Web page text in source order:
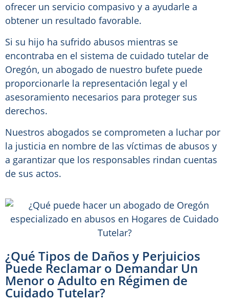
ofrecer un servicio compasivo y a ayudarle a
obtener un resultado favorable.
Si su hijo ha sufrido abusos mientras se
encontraba en el sistema de cuidado tutelar de
Oregón, un abogado de nuestro bufete puede
proporcionarle la representación legal y el
asesoramiento necesarios para proteger sus
derechos.
Nuestros abogados se comprometen a luchar por
la justicia en nombre de las víctimas de abusos y
a garantizar que los responsables rindan cuentas
de sus actos.
¿Qué Tipos de Daños y Perjuicios
Puede Reclamar o Demandar Un
Menor o Adulto en Régimen de
Cuidado Tutelar?